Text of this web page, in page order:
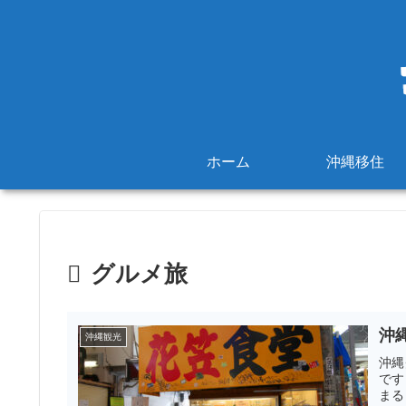
ホーム 沖縄移住
グルメ旅
沖縄観光 沖
沖
で
ま